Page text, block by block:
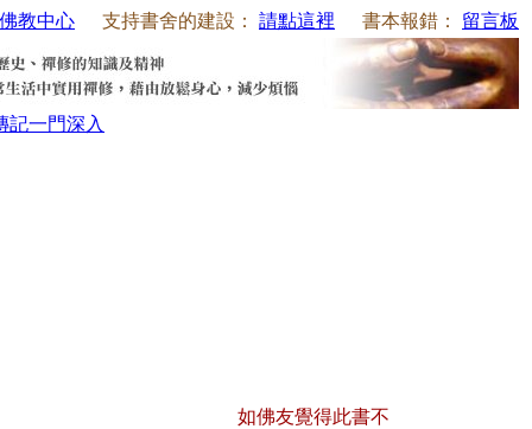
教中心 支持書舍的建設： 請點這裡 書本報錯： 留言板
記一門深入
如佛友覺得此書不